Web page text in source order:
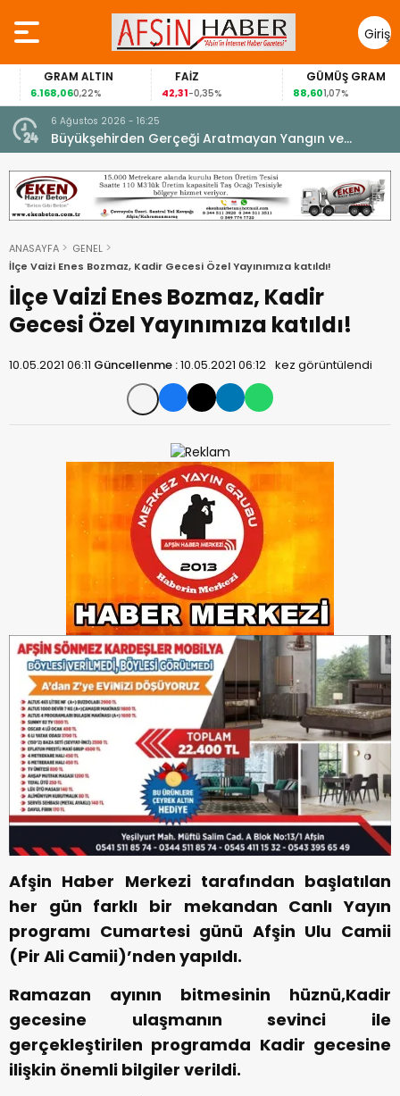
Giriş
Yap
GRAM ALTIN
6.168,060,22%
FAİZ
42,31-0,35%
GÜMÜŞ GRAM
88,601,07%
6 Ağustos 2026 - 16:25
Büyükşehirden Gerçeği Aratmayan Yangın ve
Kurtarma Tatbikatı.
ANASAYFA
GENEL
İlçe Vaizi Enes Bozmaz, Kadir Gecesi Özel Yayınımıza katıldı!
İlçe Vaizi Enes Bozmaz, Kadir
Gecesi Özel Yayınımıza katıldı!
10.05.2021 06:11 Güncellenme :10.05.2021 06:12 kez görüntülendi
Afşin Haber Merkezi tarafından başlatılan
her gün farklı bir mekandan Canlı Yayın
programı Cumartesi günü Afşin Ulu Camii
(Pir Ali Camii)’nden yapıldı.
Ramazan ayının bitmesinin hüznü,Kadir
gecesine ulaşmanın sevinci ile
gerçekleştirilen programda Kadir gecesine
ilişkin önemli bilgiler verildi.